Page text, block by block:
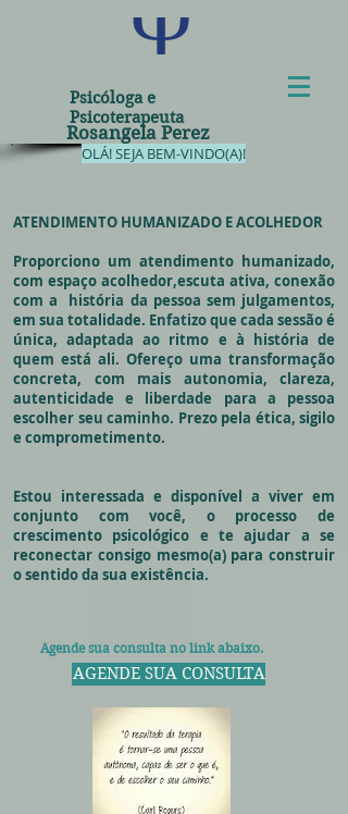
Rosangela Perez
Psicóloga e
Psicoterapeuta
OLÁ! SEJA BEM-VINDO(A)!
ATENDIMENTO HUMANIZADO E ACOLHEDOR
Proporciono um atendimento humanizado,
com espaço acolhedor,escuta ativa, conexão
com a história da pessoa sem julgamentos,
em sua totalidade. Enfatizo que cada sessão é
única, adaptada ao ritmo e à história de
quem está ali. Ofereço uma transformação
concreta, com mais autonomia, clareza,
autenticidade e liberdade para a pessoa
escolher seu caminho. Prezo pela ética, sigilo
e comprometimento.
Estou interessada e disponível a viver em
conjunto com você, o processo de
crescimento psicológico e te ajudar a se
reconectar consigo mesmo(a) para construir
o sentido da sua existência.
Agende sua consulta no link abaixo.
AGENDE SUA CONSULTA